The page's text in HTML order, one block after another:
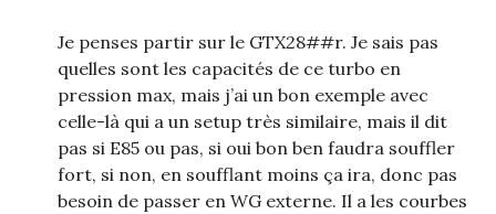
Je penses partir sur le GTX28##r. Je sais pas
quelles sont les capacités de ce turbo en
pression max, mais j’ai un bon exemple avec
celle-là qui a un setup très similaire, mais il dit
pas si E85 ou pas, si oui bon ben faudra souffler
fort, si non, en soufflant moins ça ira, donc pas
besoin de passer en WG externe. Il a les courbes